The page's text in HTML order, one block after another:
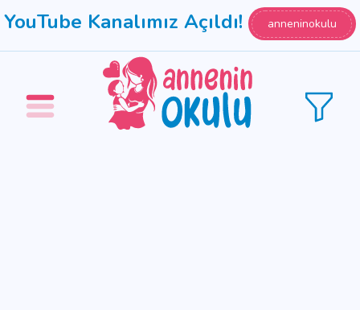
YouTube Kanalımız Açıldı! anneninokulu